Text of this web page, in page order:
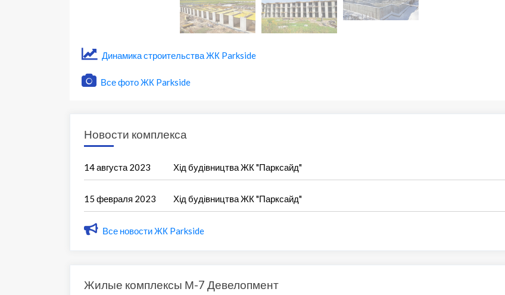
Динамика строительства ЖК Parkside
Все фото ЖК Parkside
Новости комплекса
14 августа 2023 Хід будівництва ЖК "Парксайд"
15 февраля 2023 Хід будівництва ЖК "Парксайд"
Все новости ЖК Parkside
Жилые комплексы М-7 Девелопмент